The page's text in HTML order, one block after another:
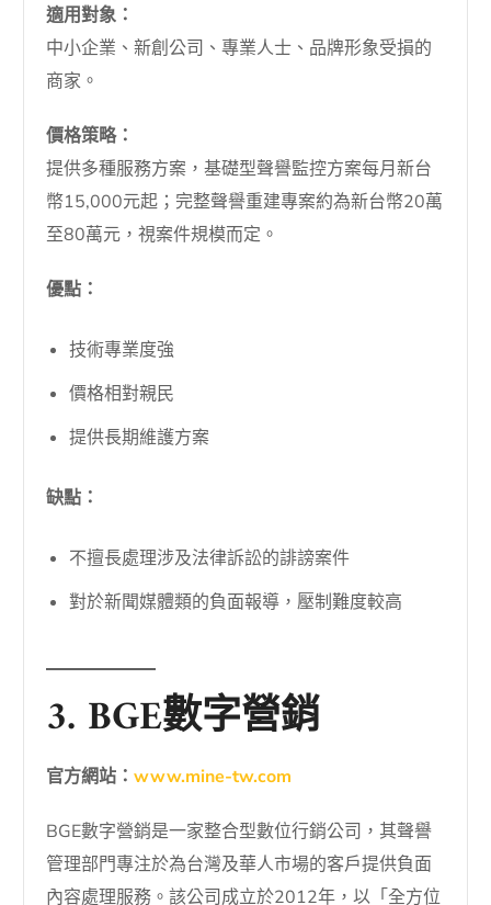
適用對象：
中小企業、新創公司、專業人士、品牌形象受損的
商家。
價格策略：
提供多種服務方案，基礎型聲譽監控方案每月新台
幣15,000元起；完整聲譽重建專案約為新台幣20萬
至80萬元，視案件規模而定。
優點：
技術專業度強
價格相對親民
提供長期維護方案
缺點：
不擅長處理涉及法律訴訟的誹謗案件
對於新聞媒體類的負面報導，壓制難度較高
3. BGE數字營銷
官方網站：www.mine-tw.com
BGE數字營銷是一家整合型數位行銷公司，其聲譽
管理部門專注於為台灣及華人市場的客戶提供負面
內容處理服務。該公司成立於2012年，以「全方位